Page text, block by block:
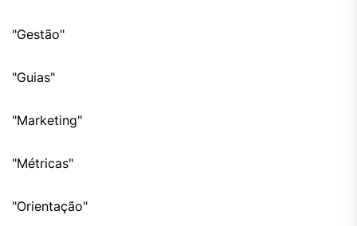
"Gestão"
"Guias"
"Marketing"
"Métricas"
"Orientação"